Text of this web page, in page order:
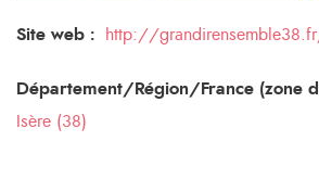
Site web : http://
Département/Région/France (zone
Isère (38)